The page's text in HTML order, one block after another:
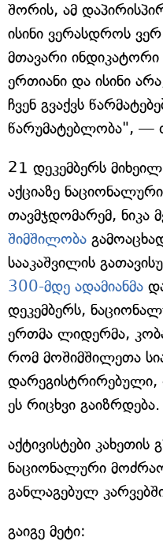
შორის, ამ
ისინი ვერასდროს ვერ
მთავარი
ერთიანი და ისინი
ჩვენ გვაქვს
წარუმატებლობა", —
21 დეკემბერს
აქციაზე
თავმჯდომარემ, ნიკა
შიმშილობა
სააკაშვილის
300-მდე ადამიანმა
დეკემბერს,
ერთმა ლიდერმა,
რომ მოშიმშილეთა
ეს რიცხვი გაიზრდება.
აქტივისტები კახეთის
ნაციონალური
განლაგებულ
გაიგე მეტი: